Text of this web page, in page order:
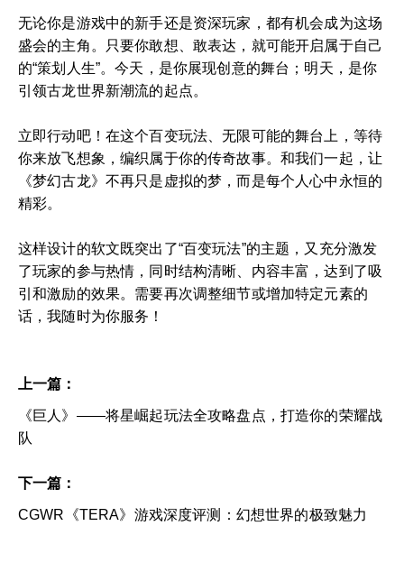
无论你是游戏中的新手还是资深玩家，都有机会成为这场
盛会的主角。只要你敢想、敢表达，就可能开启属于自己
的“策划人生”。今天，是你展现创意的舞台；明天，是你
引领古龙世界新潮流的起点。
立即行动吧！在这个百变玩法、无限可能的舞台上，等待
你来放飞想象，编织属于你的传奇故事。和我们一起，让
《梦幻古龙》不再只是虚拟的梦，而是每个人心中永恒的
精彩。
这样设计的软文既突出了“百变玩法”的主题，又充分激发
了玩家的参与热情，同时结构清晰、内容丰富，达到了吸
引和激励的效果。需要再次调整细节或增加特定元素的
话，我随时为你服务！
上一篇：
《巨人》——将星崛起玩法全攻略盘点，打造你的荣耀战
队
下一篇：
CGWR《TERA》游戏深度评测：幻想世界的极致魅力